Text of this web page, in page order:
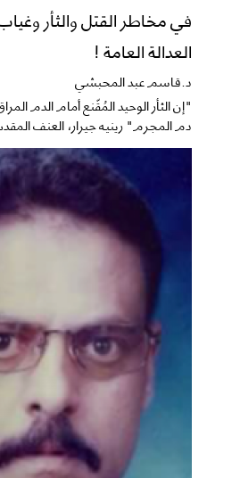
في مخاطر القتل والثأر
العدالة العامة !
د.قاسم عبد المحبشي
"إن الثأر الوحيد المُقّنع أمام الدم
دم المجرم" رينيه جيرار، العنف